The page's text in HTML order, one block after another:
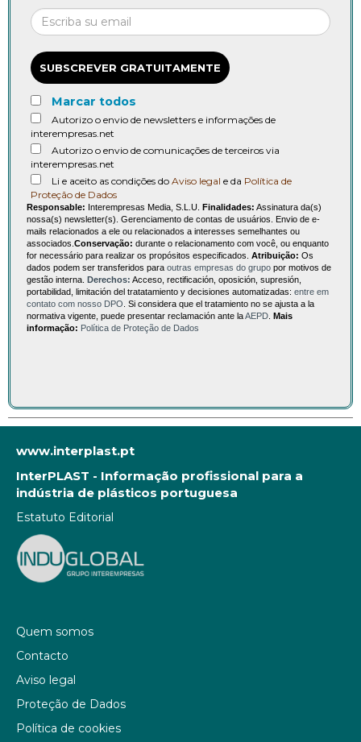
SUBSCREVER GRATUITAMENTE
Marcar todos
Autorizo o envio de newsletters e informações de
interempresas.net
Autorizo o envio de comunicações de terceiros via
interempresas.net
Li e aceito as condições do Aviso legal e da Política de
Proteção de Dados
Responsable: Interempresas Media, S.L.U. Finalidades: Assinatura da(s)
nossa(s) newsletter(s). Gerenciamento de contas de usuários. Envio de e-
mails relacionados a ele ou relacionados a interesses semelhantes ou
associados. Conservação: durante o relacionamento com você, ou enquanto
for necessário para realizar os propósitos especificados. Atribuição: Os
dados podem ser transferidos para outras empresas do grupo por motivos de
gestão interna.
Derechos: Acceso, rectificación, oposición, supresión,
portabilidad, limitación del tratatamiento y decisiones automatizadas: entre em
contato com nosso DPO . Si considera que el tratamiento no se ajusta a la
normativa vigente, puede presentar reclamación ante laAEPD
Mais
informação: Política de Proteção de Dados
www.interplast.pt
InterPLAST - Informação profissional para a
indústria de plásticos portuguesa
Estatuto Editorial
Quem somos
Contacto
Aviso legal
Proteção de Dados
Política de cookies